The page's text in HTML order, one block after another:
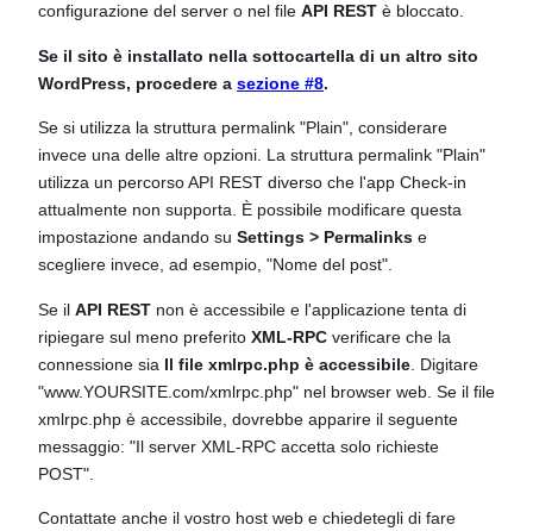
configurazione del server o nel file API REST è bloccato.
Se il sito è installato nella sottocartella di un altro sito
WordPress, procedere a sezione #8.
Se si utilizza la struttura permalink "Plain", considerare
invece una delle altre opzioni. La struttura permalink "Plain"
utilizza un percorso API REST diverso che l'app Check-in
attualmente non supporta. È possibile modificare questa
impostazione andando su Settings > Permalinks e
scegliere invece, ad esempio, "Nome del post".
Se il API REST non è accessibile e l'applicazione tenta di
ripiegare sul meno preferito XML-RPC verificare che la
connessione sia Il file xmlrpc.php è accessibile . Digitare
"www.YOURSITE.com/xmlrpc.php" nel browser web. Se il file
xmlrpc.php è accessibile, dovrebbe apparire il seguente
messaggio: "Il server XML-RPC accetta solo richieste
POST".
Contattate anche il vostro host web e chiedetegli di fare